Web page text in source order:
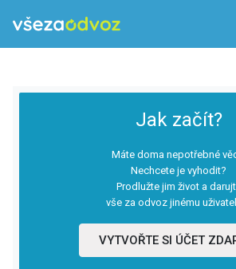
Jak začít?
Máte doma nepotřebné
Nechcete je vyhodit?
Prodlužte jim život a
vše za odvoz jinému
VYTVOŘTE SI ÚČET